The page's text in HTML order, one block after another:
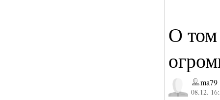
О том
ma79
08.12.